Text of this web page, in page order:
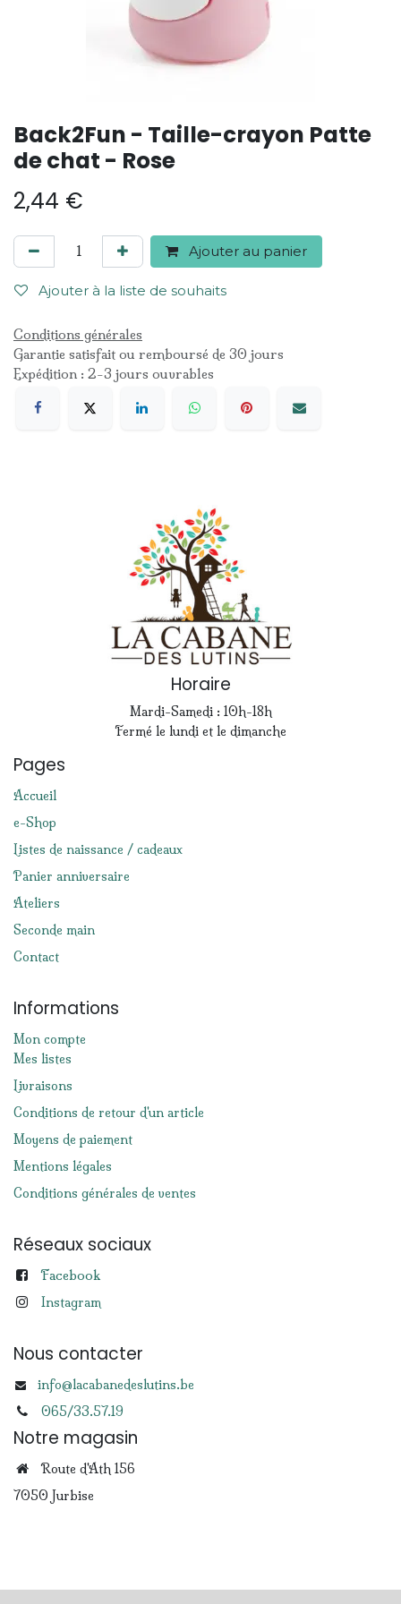
Back2Fun - Taille-crayon Patte
de chat - Rose
2,44 €
Ajouter au panier
Ajouter à la liste de souhaits
Conditions générales
Garantie satisfait ou remboursé de 30 jours
Expédition : 2-3 jours ouvrables
Horaire
Mardi-Samedi : 10h-18h
Fermé le lundi et le dimanche
Pages
Accueil
e-Shop
Listes de naissance / cadeaux
Panier anniversaire
Ateliers
Seconde main
Contact
Informations
Mon compte
Mes listes
Livraisons
Conditions de retour d'un article
Moyens de paiement
Mentions légales
Conditions générales de ventes
Réseaux sociaux
Facebook
Instagram
Nous contacter
info@lacabanedeslutins.be
065/33.57.19
Notre magasin
Route d'Ath 156
7050 Jurbise